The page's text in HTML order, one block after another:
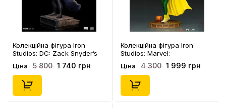
Колекційна фігура Iron
Studios: DC: Zack Snyder’s
Justice League: Martian
Manhunter (Deluxe)
(Sideshow CON 2023
Exclusive), (950706)
Ціна 5 800 1 740 грн
Колекційна фігура Iron
Studios: Marvel:
WandaVision: Vision
(Halloween), (128426)
Ціна 4 300 1 999 грн